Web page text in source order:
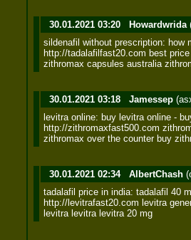
30.01.2021 03:20 Howardwrida
sildenafil without prescription:
http://tadalafilfast20.com best
zithromax capsules australia
30.01.2021 03:18 Jamessep
levitra online: buy levitra online -
http://zithromaxfast500.com
zithromax over the counter buy
30.01.2021 02:34 AlbertChash
tadalafil price in india: tadalafil 40
http://levitrafast20.com levitra
levitra levitra levitra 20 mg